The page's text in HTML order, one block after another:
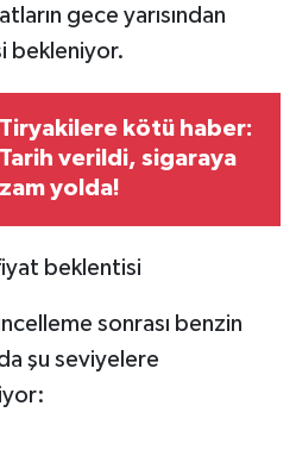
gece yarısından
bekleniyor.
Tiryakilere kötü haber:
Tarih verildi, sigaraya
zam yolda!
beklentisi
sonrası benzin
şu seviyelere